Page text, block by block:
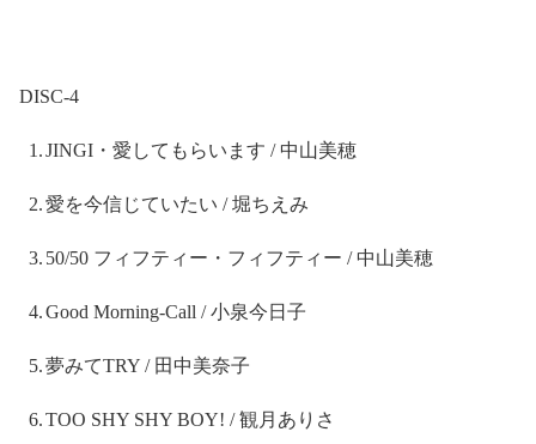
DISC-4
1.JINGI ・愛してもらいます / 中山美穂
2.愛を今信じていたい /堀ちえみ
3. 50/50 フィフティー・フィフティー / 中山美穂
4.Good Morning-Call /小泉今日子
5.夢みてTRY / 田中美奈子
6.TOO SHY SHY BOY! /観月ありさ